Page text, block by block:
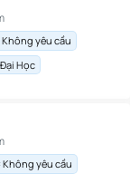
Không yêu cầu
Đại Học
Không yêu cầu